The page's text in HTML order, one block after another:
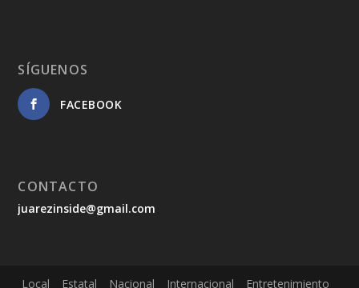
SÍGUENOS
FACEBOOK
CONTACTO
juarezinside@gmail.com
Local Estatal Nacional Internacional Entretenimiento